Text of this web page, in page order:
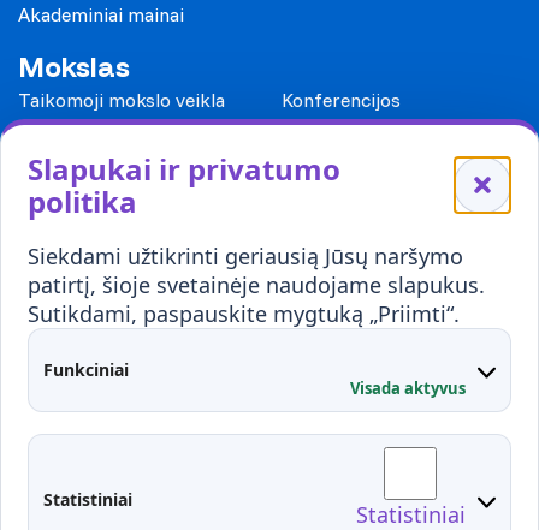
Slapukai ir privatumo
politika
Siekdami užtikrinti geriausią Jūsų naršymo
patirtį, šioje svetainėje naudojame slapukus.
Sutikdami, paspauskite mygtuką „Priimti“.
Funkciniai
Visada aktyvus
Statistiniai Statistiniai
Akademiniai mainai
Mokslas
Taikomoji mokslo veikla
Konferencijos
Mokykloms
Visuomenei ir verslui
Mokymai ir konsultavimas
Partnerystės
Karjera
Kontaktai
Administracija
Fakultetai
Studentų atstovybė